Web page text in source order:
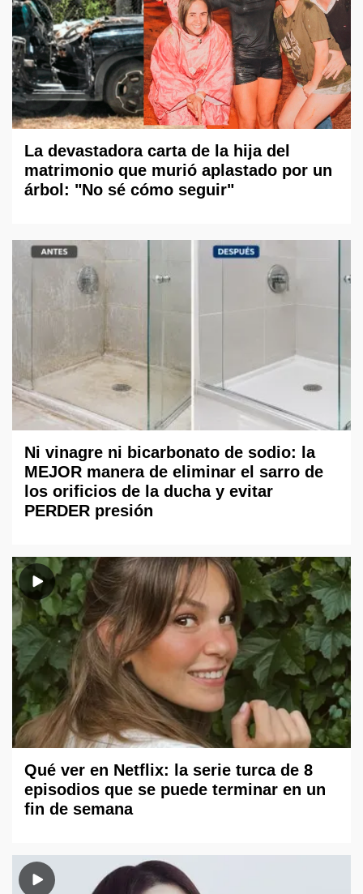
La devastadora carta de la hija del
matrimonio que murió aplastado por un
árbol: "No sé cómo seguir"
Ni vinagre ni bicarbonato de sodio: la
MEJOR manera de eliminar el sarro de
los orificios de la ducha y evitar
PERDER presión
Qué ver en Netflix: la serie turca de 8
episodios que se puede terminar en un
fin de semana